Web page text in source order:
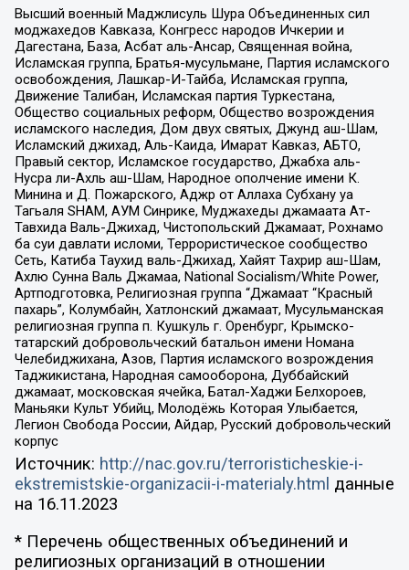
Высший военный Маджлисуль Шура Объединенных сил
моджахедов Кавказа, Конгресс народов Ичкерии и
Дагестана, База, Асбат аль-Ансар, Священная война,
Исламская группа, Братья-мусульмане, Партия исламского
освобождения, Лашкар-И-Тайба, Исламская группа,
Движение Талибан, Исламская партия Туркестана,
Общество социальных реформ, Общество возрождения
исламского наследия, Дом двух святых, Джунд аш-Шам,
Исламский джихад, Аль-Каида, Имарат Кавказ, АБТО,
Правый сектор, Исламское государство, Джабха аль-
Нусра ли-Ахль аш-Шам, Народное ополчение имени К.
Минина и Д. Пожарского, Аджр от Аллаха Субхану уа
Тагьаля SHAM, АУМ Синрике, Муджахеды джамаата Ат-
Тавхида Валь-Джихад, Чистопольский Джамаат, Рохнамо
ба суи давлати исломи, Террористическое сообщество
Сеть, Катиба Таухид валь-Джихад, Хайят Тахрир аш-Шам,
Ахлю Сунна Валь Джамаа, National Socialism/White Power,
Артподготовка, Религиозная группа “Джамаат “Красный
пахарь”, Колумбайн, Хатлонский джамаат, Мусульманская
религиозная группа п. Кушкуль г. Оренбург, Крымско-
татарский добровольческий батальон имени Номана
Челебиджихана, Азов, Партия исламского возрождения
Таджикистана, Народная самооборона, Дуббайский
джамаат, московская ячейка, Батал-Хаджи Белхороев,
Маньяки Культ Убийц, Молодёжь Которая Улыбается,
Легион Свобода России, Айдар, Русский добровольческий
корпус
Источник: http://nac.gov.ru/terroristicheskie-i-
ekstremistskie-organizacii-i-materialy.html данные
на 16.11.2023
* Перечень общественных объединений и
религиозных организаций в отношении